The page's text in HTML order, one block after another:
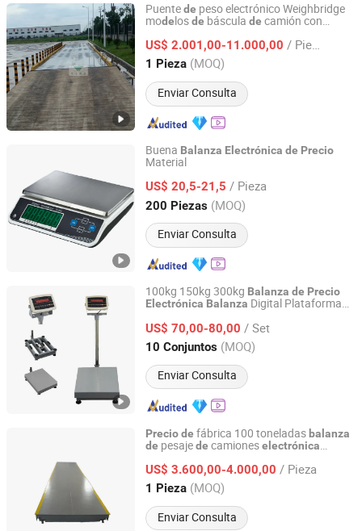
Puentede peso electrónico Weighbridge
modelosde báscula de camión con
US$ 2.001,00-11.000,00 / Pieza
1 Pieza (MOQ)
Enviar Consulta
Quanzhou Wanggong Electronic Scale Co., Ltd.
Fujian, China Desde 2016
Buena Balanza Electrónica de Precio
Material
US$ 20,5-21,5 / Pieza
200 Piezas (MOQ)
Enviar Consulta
Zhejiang Mengxuan Electronic Co., Ltd.
Zhejiang, China Desde 2020
100kg 150kg 300kg Balanza de Precio
Electrónica Balanza Digital Plataforma
US$ 70,00-80,00 / Set
10 Conjuntos (MOQ)
Enviar Consulta
Locosc Ningbo Precision Technology Co., Ltd.
Zhejiang, China Desde 2008
Preciode fábrica 100 toneladasbalanza
de pesajede camioneselectrónica
US$ 3.600,00-4.000,00 / Pieza
1 Pieza (MOQ)
Enviar Consulta
Ningbo Santwell Sensor Technology Co., Ltd.
Zhejiang, China Desde 2022